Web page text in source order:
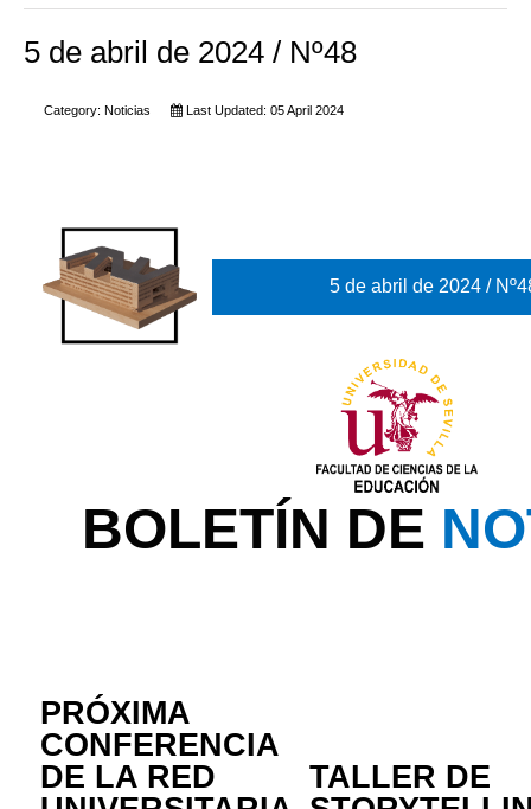
5 de abril de 2024 / Nº48
Category: Noticias Last Updated: 05 April 2024
5 de abril de 2024 /
BOLETÍN DE
PRÓXIMA
CONFERENCIA
DE LA RED
TALLER DE